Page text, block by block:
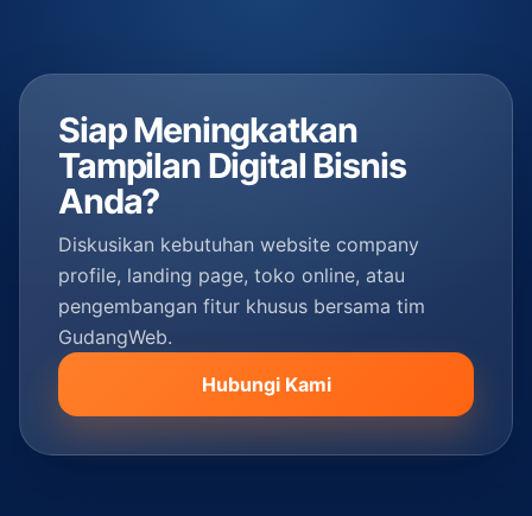
Siap Meningkatkan
Tampilan Digital Bisnis
Anda?
Diskusikan kebutuhan website company
profile, landing page, toko online, atau
pengembangan fitur khusus bersama tim
GudangWeb.
Hubungi Kami